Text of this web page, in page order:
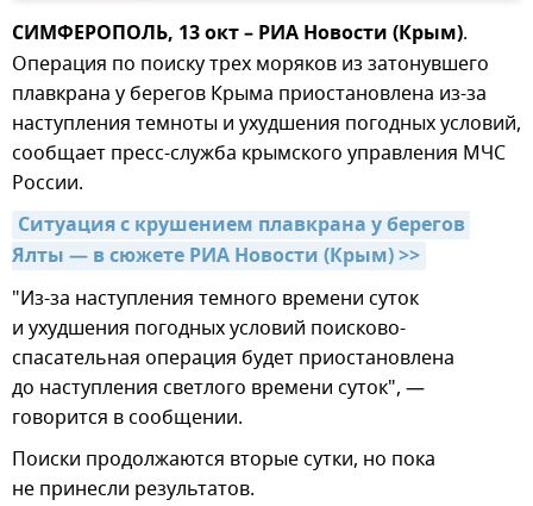
СИМФЕРОПОЛЬ, 13 окт – РИА Новости (Крым).
Операция по поиску трех моряков из затонувшего
плавкрана у берегов Крыма приостановлена из-за
наступления темноты и ухудшения погодных условий,
сообщает пресс-служба крымского управления МЧС
России.
Ситуация с крушением плавкрана у берегов
Ялты — в сюжете РИА Новости (Крым) >>
"Из-за наступления темного времени суток
и ухудшения погодных условий поисково-
спасательная операция будет приостановлена
до наступления светлого времени суток", —
говорится в сообщении.
Поиски продолжаются вторые сутки, но пока
не принесли результатов.